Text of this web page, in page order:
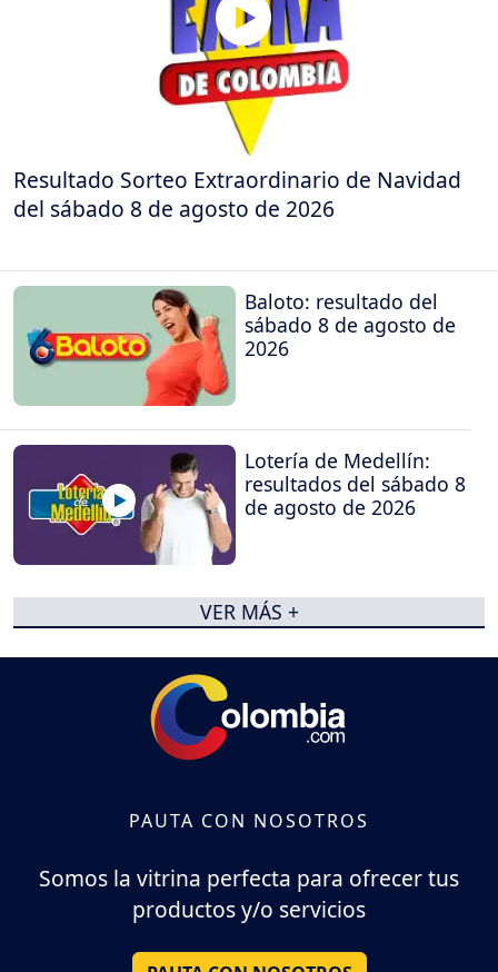
Resultado Sorteo Extraordinario de Navidad
del sábado 8 de agosto de 2026
Baloto: resultado del
sábado 8 de agosto de
2026
Lotería de Medellín:
resultados del sábado 8
de agosto de 2026
VER MÁS +
PAUTA CON NOSOTROS
Somos la vitrina perfecta para ofrecer tus
productos y/o servicios